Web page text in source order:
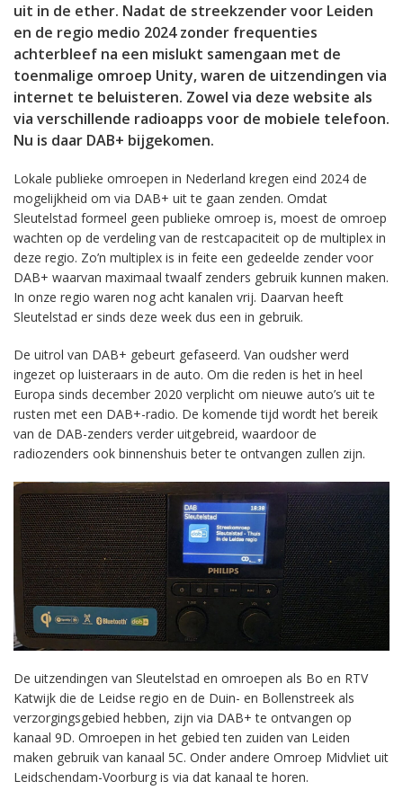
uit in de ether. Nadat de streekzender voor Leiden
en de regio medio 2024 zonder frequenties
achterbleef na een mislukt samengaan met de
toenmalige omroep Unity, waren de uitzendingen via
internet te beluisteren. Zowel via deze website als
via verschillende radioapps voor de mobiele telefoon.
Nu is daar DAB+ bijgekomen.
Lokale publieke omroepen in Nederland kregen eind 2024 de
mogelijkheid om via DAB+ uit te gaan zenden. Omdat
Sleutelstad formeel geen publieke omroep is, moest de omroep
wachten op de verdeling van de restcapaciteit op de multiplex in
deze regio. Zo’n multiplex is in feite een gedeelde zender voor
DAB+ waarvan maximaal twaalf zenders gebruik kunnen maken.
In onze regio waren nog acht kanalen vrij. Daarvan heeft
Sleutelstad er sinds deze week dus een in gebruik.
De uitrol van DAB+ gebeurt gefaseerd. Van oudsher werd
ingezet op luisteraars in de auto. Om die reden is het in heel
Europa sinds december 2020 verplicht om nieuwe auto’s uit te
rusten met een DAB+-radio. De komende tijd wordt het bereik
van de DAB-zenders verder uitgebreid, waardoor de
radiozenders ook binnenshuis beter te ontvangen zullen zijn.
De uitzendingen van Sleutelstad en omroepen als Bo en RTV
Katwijk die de Leidse regio en de Duin- en Bollenstreek als
verzorgingsgebied hebben, zijn via DAB+ te ontvangen op
kanaal 9D. Omroepen in het gebied ten zuiden van Leiden
maken gebruik van kanaal 5C. Onder andere Omroep Midvliet uit
Leidschendam-Voorburg is via dat kanaal te horen.